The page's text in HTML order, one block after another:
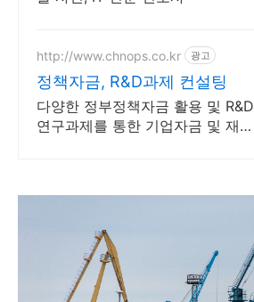
http://www.chnops.co.kr 광고
정책자금, R&D과제 컨설팅
다양한 정부정책자금 활용 및 R&D
연구과제를 통한 기업자금 및 재무